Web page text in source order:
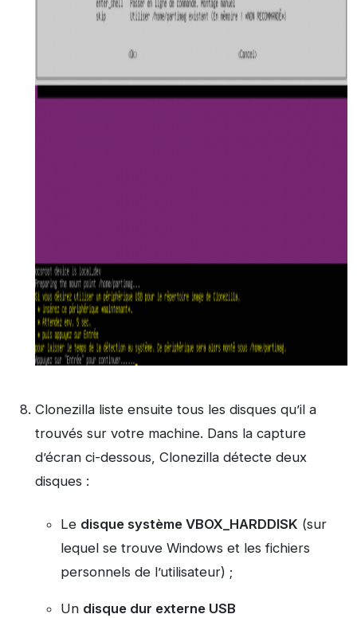
Clonezilla liste ensuite tous les disques qu’il a
trouvés sur votre machine. Dans la capture
d’écran ci-dessous, Clonezilla détecte deux
disques :
Le disque système VBOX_HARDDISK (sur
lequel se trouve Windows et les fichiers
personnels de l’utilisateur) ;
Un disque dur externe USB